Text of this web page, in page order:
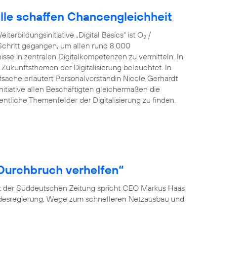
schaffen Chancengleichheit
„Digital Basics“ ist O2 /
gegangen, um allen rund 8.000
in zentralen Digitalkompetenzen zu vermitteln. In
der Digitalisierung beleuchtet. In
erläutert Personalvorständin Nicole Gerhardt
allen Beschäftigten gleichermaßen die
Themenfelder der Digitalisierung zu finden.
verhelfen“
Süddeutschen Zeitung spricht CEO Markus Haas
Wege zum schnelleren Netzausbau und